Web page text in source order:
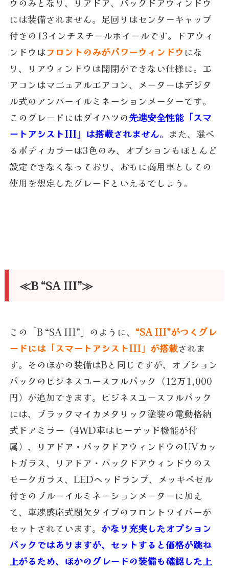
ウのみとなり、リアドア、バックドアウィンドウ
には装備されません。足回りはセンターキャップ
付きの13インチスチールホイールです。ドアウィ
ンドウはフロントのみがパワーウィンドウにな
り、リアウィンドウは開閉ができない仕様に。エ
アコンはマニュアルエアコン、メーターはデジタ
ル式のアンバーイルミネーションメーターです。
このグレードにはダイハツの先進安全性能「スマ
ートアシストIII」は搭載されません。 また、選べ
るボディカラーは3色のみ、オプションもほとんど
設定できなくなっており、おもに商用車としての
使用を想定したグレードといえるでしょう。
≪B “SA III”≫
この「B “SA III”」のように、 “SA III”がつくグレ
ードには「スマートアシストIII」が搭載されま
す。そのほかの装備はBと同じですが、オプション
パックのビジネスユースフルパック（​​12万1,000
円）が追加できます。ビジネスユースフルパック
には、ブラックマイカメタリック塗装の電動格納
式ドアミラー（4WD車はヒーテッド機能が付
属）、リアドア・バックドアウィンドウのUVカッ
トガラス、リアドア・バックドアウィンドウのス
モークガラス、LEDヘッドランプ、メッキベゼル
付きのブルーイルミネーションメーターに加え
て、車速感応式間欠タイプのフロントワイパーが
セットされています。 かなり充実したオプション
パックではありますが、セットすると価格が跳ね
上がるため、ほかのグレードの装備も確認した上